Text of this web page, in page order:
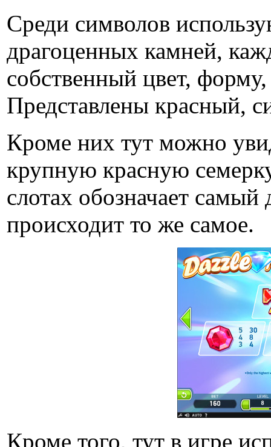
Среди символов
драгоценных камней,
собственный цвет,
Представлены красный,
Кроме них тут можно
крупную красную
слотах обозначает
происходит то же самое.
Кроме того, тут в игре